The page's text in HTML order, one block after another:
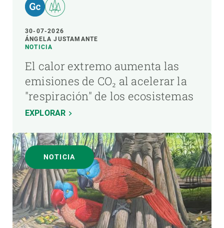
30-07-2026
ÁNGELA JUSTAMANTE
NOTICIA
El calor extremo aumenta las
emisiones de CO₂ al acelerar la
"respiración" de los ecosistemas
EXPLORAR
NOTICIA